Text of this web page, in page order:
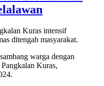
Kuras intensif
ditengah masyarakat.
warga dengan
Kuras,